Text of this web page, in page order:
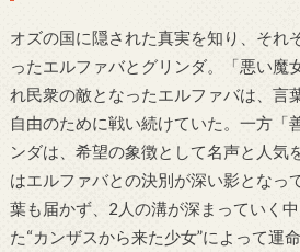
オズの国に隠された真実を知り、それ
ったエルファバとグリンダ。「悪い魔
れ民衆の敵となったエルファバは、言
自由のために戦い続けていた。一方「
ンダは、希望の象徴として名声と人気
はエルファバとの決別が深い影となっ
葉も届かず、2人の溝が深まっていく
た“カンザスから来た少女”によって運